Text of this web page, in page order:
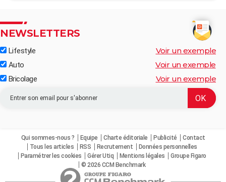
NEWSLETTERS
Lifestyle Voir un exemple
Auto Voir un exemple
Bricolage Voir un exemple
Qui sommes-nous ? Equipe Charte éditoriale Publicité
Contact
Tous les articles
RSS Recrutement
Données personnelles
Paramétrer les cookies
Gérer Utiq Mentions légales
Groupe Figaro
© 2026 CCM Benchmark